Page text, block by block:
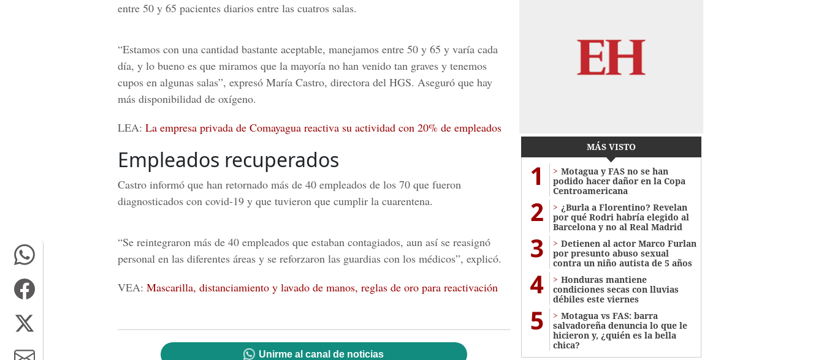
entre 50 y 65 pacientes diarios entre las cuatros salas.
“Estamos con una cantidad bastante aceptable, manejamos entre 50 y 65 y varía cada
día, y lo bueno es que miramos que la mayoría no han venido tan graves y tenemos
cupos en algunas salas”, expresó María Castro, directora del HGS. Aseguró que hay
más disponibilidad de oxígeno.
LEA: La empresa privada de Comayagua reactiva su actividad con 20% de empleados
Empleados recuperados
Castro informó que han retornado más de 40 empleados de los 70 que fueron
diagnosticados con covid-19 y que tuvieron que cumplir la cuarentena.
“Se reintegraron más de 40 empleados que estaban contagiados, aun así se reasignó
personal en las diferentes áreas y se reforzaron las guardias con los médicos”, explicó.
VEA: Mascarilla, distanciamiento y lavado de manos, reglas de oro para reactivación
Unirme al canal de noticias
MÁS VISTO
1
Motagua y FAS no se han
podido hacer dañor en la Copa
Centroamericana
2
¿Burla a Florentino? Revelan
por qué Rodri habría elegido al
Barcelona y no al Real Madrid
3
Detienen al actor Marco Furlan
por presunto abuso sexual
contra un niño autista de 5 años
4
Honduras mantiene
condiciones secas con lluvias
débiles este viernes
5
Motagua vs FAS: barra
salvadoreña denuncia lo que le
hicieron y, ¿quién es la bella
chica?